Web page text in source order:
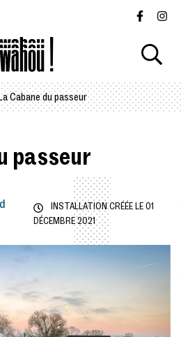
Lien
Cabane du passeur
passeur
INSTALLATION CRÉÉE LE01
DÉCEMBRE 2021